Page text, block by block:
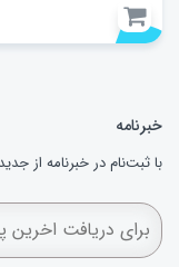
خبرنامه
با ثبت‌نام در خبرنامه از